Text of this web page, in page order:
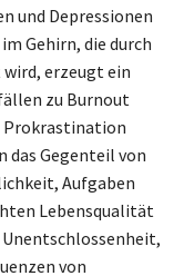
und Depressionen
Gehirn, die durch
erzeugt ein
zu Burnout
Prokrastination
Gegenteil von
Aufgaben
Lebensqualität
von